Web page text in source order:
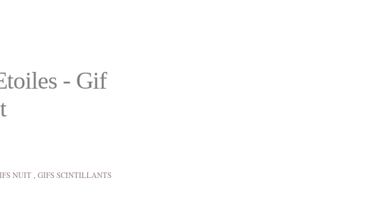
- Gif
NUIT, GIFS SCINTILLANTS